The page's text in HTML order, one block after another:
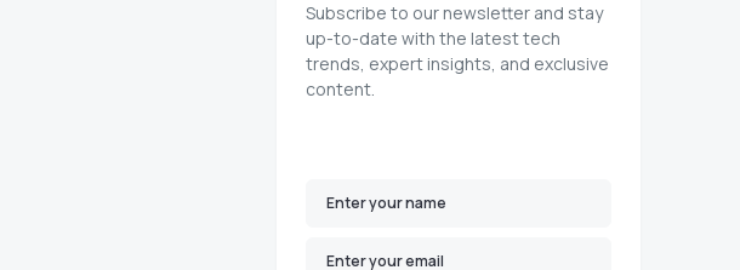
Subscribe to our newsletter and stay
up-to-date with the latest tech
trends, expert insights, and exclusive
content.